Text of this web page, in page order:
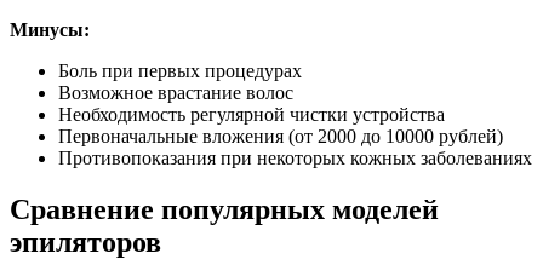
Минусы:
Боль при первых процедурах
Возможное врастание волос
Необходимость регулярной чистки устройства
Первоначальные вложения (от 2000 до 10000 рублей)
Противопоказания при некоторых кожных заболеваниях
Сравнение популярных моделей
эпиляторов